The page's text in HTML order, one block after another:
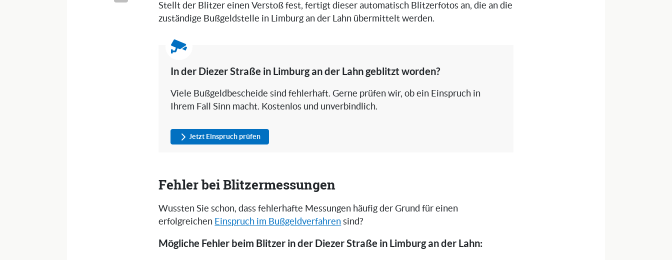
Stellt der Blitzer einen Verstoß fest, fertigt dieser automatisch Blitzerfotos an, die an die
zuständige Bußgeldstelle in Limburg an der Lahn übermittelt werden.
In der Diezer Straße in Limburg an der Lahn geblitzt worden?
Viele Bußgeldbescheide sind fehlerhaft. Gerne prüfen wir, ob ein Einspruch in
Ihrem Fall Sinn macht. Kostenlos und unverbindlich.
Jetzt Einspruch prüfen
Fehler bei Blitzermessungen
Wussten Sie schon, dass fehlerhafte Messungen häufig der Grund für einen
erfolgreichen Einspruch im Bußgeldverfahren sind?
Mögliche Fehler beim Blitzer in der Diezer Straße in Limburg an der Lahn: